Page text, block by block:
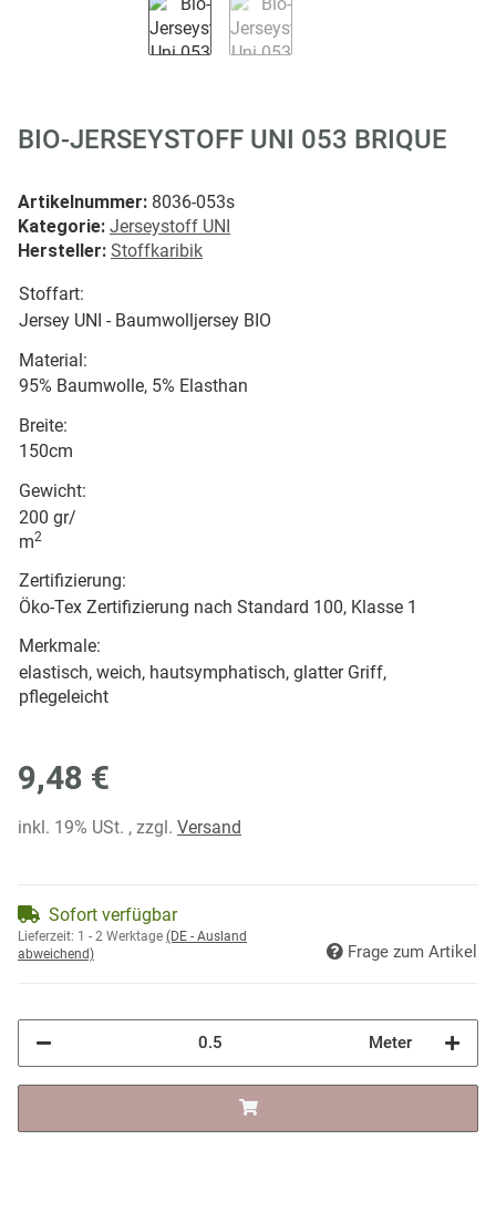
BIO-JERSEYSTOFF UNI 053 BRIQUE
Artikelnummer: 8036-053s
Kategorie: Jerseystoff UNI
Hersteller: Stoffkaribik
Stoffart:
Jersey UNI - Baumwolljersey BIO
Material:
95% Baumwolle, 5% Elasthan
Breite:
150cm
Gewicht:
200 gr/
m2
Zertifizierung:
Öko-Tex Zertifizierung nach Standard 100, Klasse 1
Merkmale:
elastisch, weich, hautsymphatisch, glatter Griff,
pflegeleicht
9,48 €
inkl. 19% USt. , zzgl. Versand
Sofort verfügbar
Lieferzeit: 1 - 2 Werktage (DE - Ausland
abweichend)
Frage zum Artikel
Meter